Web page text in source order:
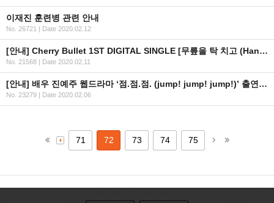
이재진 훈련병 관련 안내
No. 26721 | Date 2020.02.12
[안내] Cherry Bullet 1ST DIGITAL SINGLE [무릎을 탁 치고 (Hands Up)] 공개
No. 21568 | Date 2020.02.11
[안내] 배우 진예주 웹드라마 ‘점.점.점. (jump! jump! jump!)’ 출연 안내
No. 23279 | Date 2020.02.06
71 72 73 74 75